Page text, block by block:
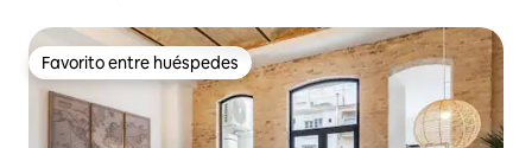
Favorito entre huéspedes
Favorito entre huéspedes